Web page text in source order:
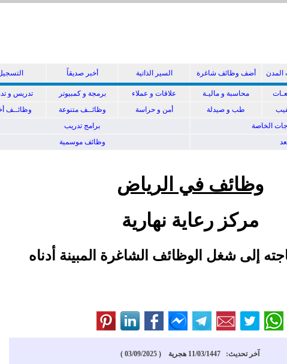
المدن أضف وظائف شاغرة السير الذاتية أخبر صديقاً
محاسبة و ماليـة علاقات و عملاء برمجة و كمبيوتر
تدريس و
طب و صيدلة أمن و حراسة وظائــف متنوعة
وظائــف
الخاصة
برامج تدريب
وظائف موسمية
وظائف في الرياض
مركز رعاية نهارية
إلى شغل الوظائف الشاغرة المبينة أدناه
آخر تحديث: 11/03/1447 هجرية ( 03/09/2025 )